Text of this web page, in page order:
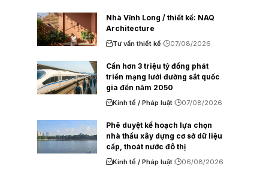
Nhà Vĩnh Long / thiết kế: NAQ
Architecture
Tư vấn thiết kế 07/08/2026
Cần hơn 3 triệu tỷ đồng phát
triển mạng lưới đường sắt quốc
gia đến năm 2050
Kinh tế / Pháp luật 07/08/2026
Phê duyệt kế hoạch lựa chọn
nhà thầu xây dựng cơ sở dữ liệu
cấp, thoát nước đô thị
Kinh tế / Pháp luật 06/08/2026